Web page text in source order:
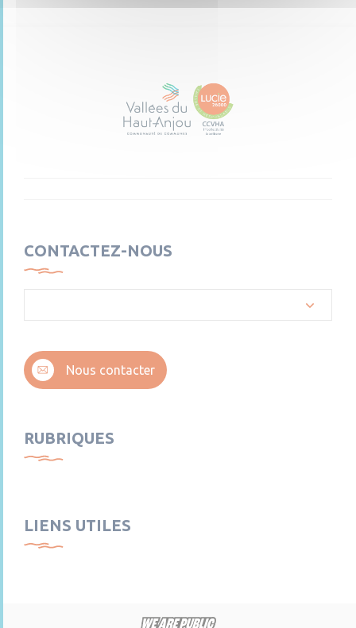
CONTACTEZ-NOUS
Nous contacter
RUBRIQUES
LIENS UTILES